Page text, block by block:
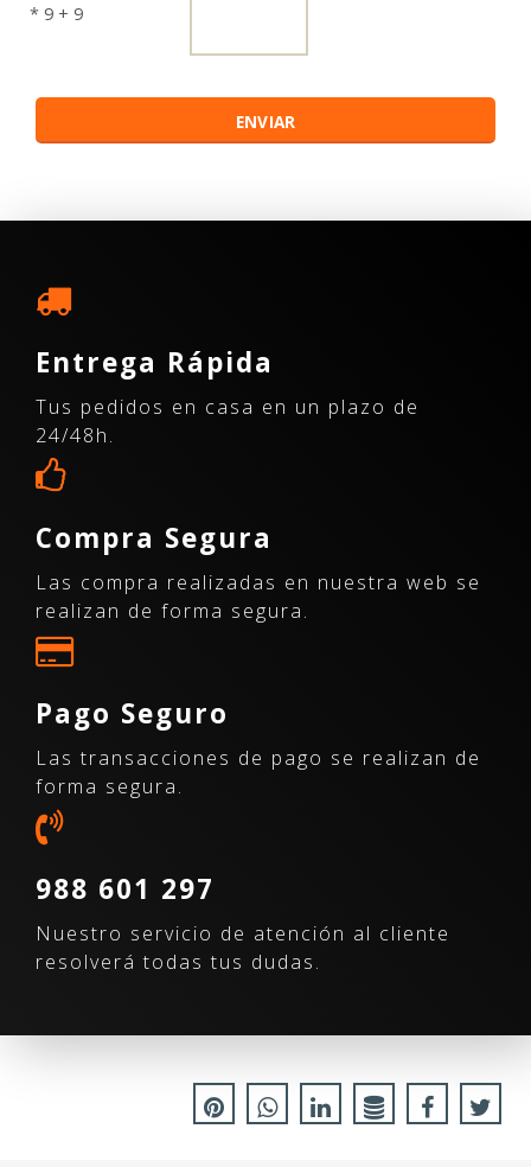
* 9 + 9
Entrega Rápida
Tus pedidos en casa en un plazo de
24/48h.
Compra Segura
Las compra realizadas en nuestra web se
realizan de forma segura.
Pago Seguro
Las transacciones de pago se realizan de
forma segura.
988 601 297
Nuestro servicio de atención al cliente
resolverá todas tus dudas.